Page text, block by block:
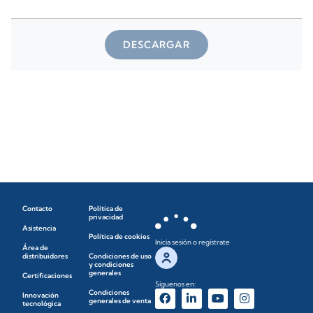
DESCARGAR
Contacto
Asistencia
Área de
distribuidores
Certificaciones
Innovación
tecnológica
Política de
privacidad
Política de cookies
Condiciones de uso
y condiciones
generales
Condiciones
generales de venta
Inicia sesión o regístrate
Síguenos en: